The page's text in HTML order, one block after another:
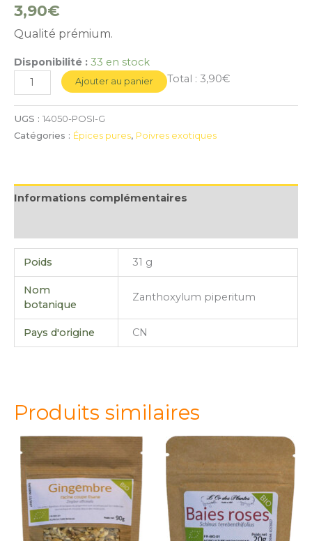
3,90€
Qualité prémium.
Disponibilité : 33 en stock
Ajouter au panier Total : 3,90€
UGS : 14050-POSI-G
Catégories : Épices pures, Poivres exotiques
Informations complémentaires
Poids 31 g
Nom
botanique
Zanthoxylum piperitum
Pays d'origine CN
Produits similaires
quantité
de
GINGEMBRE
BIO
Coupe
tisane
quantité
de
GINGEMBRE
BIO
Coupe
tisane
BAIES
ROSES
bio
20g*
BAIES
ROSES
bio
20g*